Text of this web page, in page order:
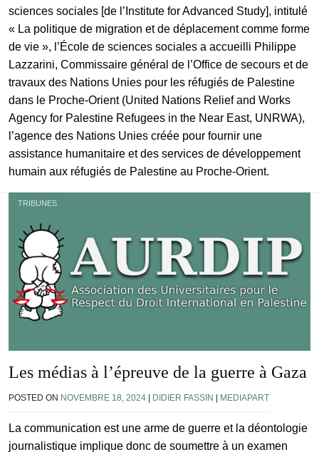
sciences sociales [de l’Institute for Advanced Study], intitulé
« La politique de migration et de déplacement comme forme
de vie », l’École de sciences sociales a accueilli Philippe
Lazzarini, Commissaire général de l’Office de secours et de
travaux des Nations Unies pour les réfugiés de Palestine
dans le Proche-Orient (United Nations Relief and Works
Agency for Palestine Refugees in the Near East, UNRWA),
l’agence des Nations Unies créée pour fournir une
assistance humanitaire et des services de développement
humain aux réfugiés de Palestine au Proche-Orient.
TRIBUNES
Les médias à l’épreuve de la guerre à Gaza
POSTED ON NOVEMBRE 18, 2024 DIDIER FASSIN MEDIAPART
La communication est une arme de guerre et la déontologie
journalistique implique donc de soumettre à un examen